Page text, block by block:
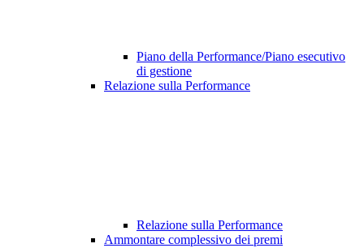
Piano della Performance/Piano esecutivo
di gestione
Relazione sulla Performance
Relazione sulla Performance
Ammontare complessivo dei premi